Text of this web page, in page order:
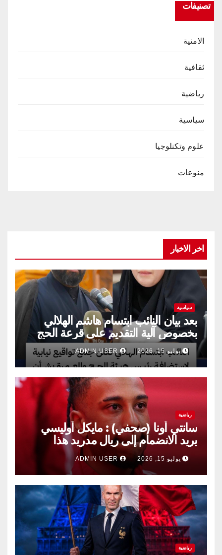
تصنيفات
الامنية
ثقافية
رياضية
سياسية
علوم وتكنلوجيا
منوعات
اخر الاخبار
سياسية
بعد بيان النائب ابتسام هاشم الهلالي
بخصوص آلية التقديم على قرعة الحج
يوليو 15, 2026
رياضية
سانتي أونا (صحفي) : مايكل أوليسي
يريد الانضمام إلى ريال مدريد هذا
الصيف.
يوليو 15, 2026 ADMIN USER
رياضية